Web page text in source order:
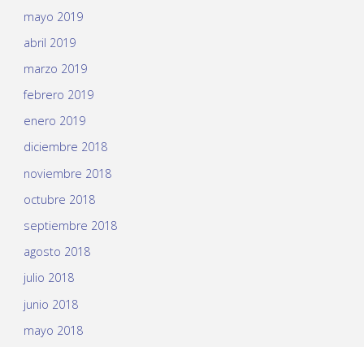
mayo 2019
abril 2019
marzo 2019
febrero 2019
enero 2019
diciembre 2018
noviembre 2018
octubre 2018
septiembre 2018
agosto 2018
julio 2018
junio 2018
mayo 2018